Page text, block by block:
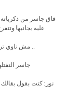
فاق جاسر من
عليه بجانبها
.. مش ناوي
جاسر
نور: كنت بقول بقالك